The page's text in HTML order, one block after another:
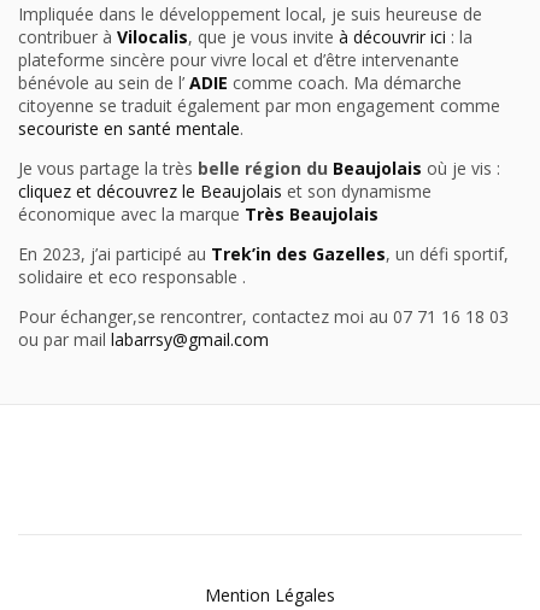
Impliquée dans le développement local, je suis heureuse de
contribuer à Vilocalis, que je vous invite à découvrir ici : la
plateforme sincère pour vivre local et d’être intervenante
bénévole au sein de l’ ADIE comme coach. Ma démarche
citoyenne se traduit également par mon engagement comme
secouriste en santé mentale.
Je vous partage la très belle région du Beaujolais où je vis :
cliquez et découvrez le Beaujolais et son dynamisme
économique avec la marque Très Beaujolais
En 2023, j’ai participé au Trek’in des Gazelles, un défi sportif,
solidaire et eco responsable .
Pour échanger,se rencontrer, contactez moi au 07 71 16 18 03
ou par mail labarrsy@gmail.com
Mention Légales